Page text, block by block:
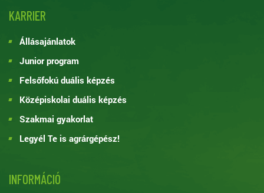
KARRIER
Állásajánlatok
Junior program
Felsőfokú duális képzés
Középiskolai duális képzés
Szakmai gyakorlat
Legyél Te is agrárgépész!
INFORMÁCIÓ